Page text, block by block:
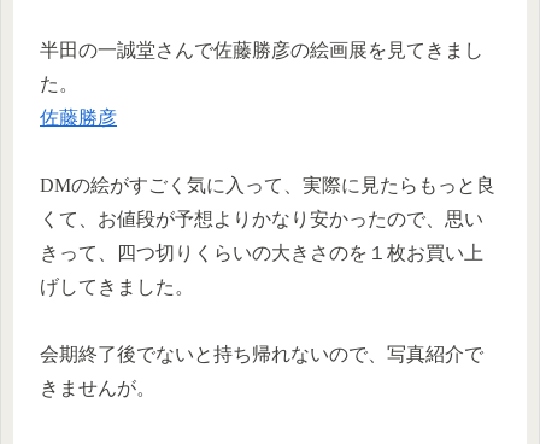
半田の一誠堂さんで佐藤勝彦の絵画展を見てきまし
た。
佐藤勝彦
DMの絵がすごく気に入って、実際に見たらもっと良
くて、お値段が予想よりかなり安かったので、思い
きって、四つ切りくらいの大きさのを１枚お買い上
げしてきました。
会期終了後でないと持ち帰れないので、写真紹介で
きませんが。